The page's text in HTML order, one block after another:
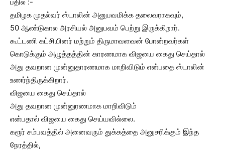
தமிழக முதல்வர் ஸ்டாலின் அனுபவமிக்க தலைவராகவும்,
50 ஆண்டுகால அரசியல் அனுபவம் பெற்று இருக்கிறார்.
கூட்டணி கட்சியினர் மற்றும் திருமாவளவன் போன்றவர்கள்
கொடுக்கும் அழுத்தத்தின் காரணமாக விஜயை கைது செய்தால்
அது தவறான முன்னுதாரணமாக மாறிவிடும் என்பதை ஸ்டாலின்
உணர்ந்திருக்கிறார்.
விஜயை கைது செய்தால்
அது தவறான முன்னுரணமாக மாறிவிடும்
என்பதால் விஜயை கைது செய்யவில்லை.
கரூர் சம்பவத்தில் அனைவரும் துக்கத்தை அனுசரிக்கும் இந்த
நேரத்தில்,